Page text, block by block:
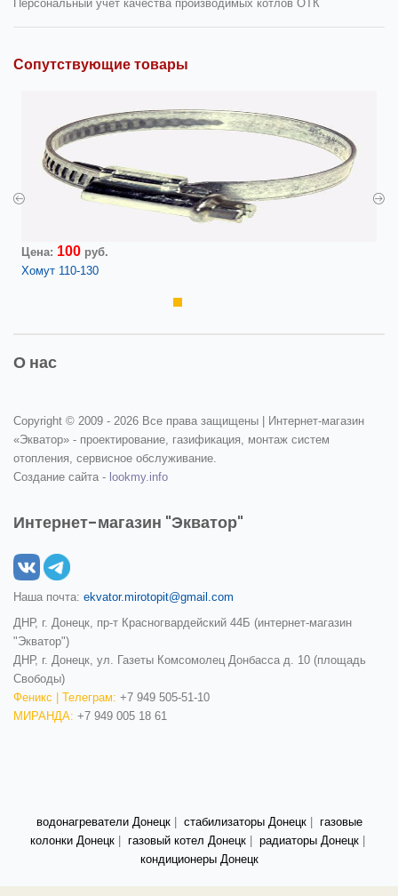
Персональный учет качества производимых котлов ОТК
Сопутствующие товары
Цена: 100 руб.
Хомут 110-130
О нас
Copyright © 2009 - 2026 Все права защищены | Интернет-магазин
«Экватор» - проектирование, газификация, монтаж систем
отопления, сервисное обслуживание.
Создание сайта - lookmy.info
Интернет-магазин "Экватор"
Наша почта: ekvator.mirotopit@gmail.com
ДНР, г. Донецк, пр-т Красногвардейский 44Б (интернет-магазин
"Экватор")
ДНР, г. Донецк, ул. Газеты Комсомолец Донбасса д. 10 (площадь
Свободы)
Феникс | Телеграм: +7 949 505-51-10
МИРАНДА: +7 949 005 18 61
водонагреватели Донецк| стабилизаторы Донецк|
газовые
колонки Донецк| газовый котел Донецк| радиаторы Донецк|
кондиционеры Донецк